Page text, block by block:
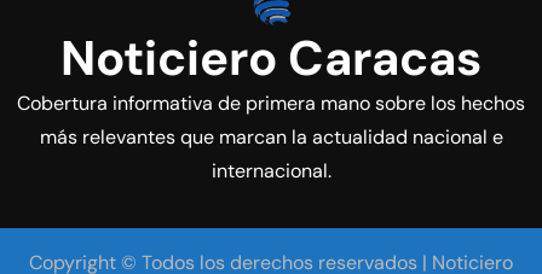
Noticiero Caracas
Cobertura informativa de primera mano sobre los hechos
más relevantes que marcan la actualidad nacional e
internacional.
Copyright © Todos los derechos reservados | Noticiero